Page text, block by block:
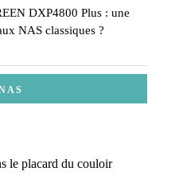
DXP4800 Plus : une
NAS classiques ?
le placard du couloir